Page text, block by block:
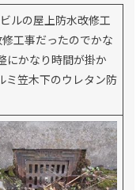
ルの屋上防水改修工
工事だったのでかな
にかなり時間が掛か
ミ笠木下のウレタン防